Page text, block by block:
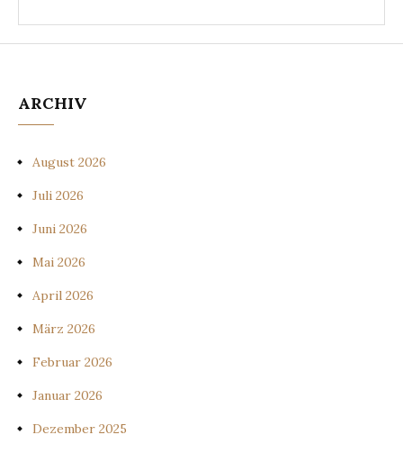
ARCHIV
August 2026
Juli 2026
Juni 2026
Mai 2026
April 2026
März 2026
Februar 2026
Januar 2026
Dezember 2025